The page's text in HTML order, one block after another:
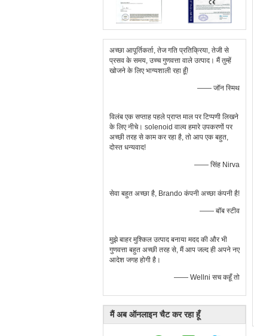
अच्छा आपूर्तिकर्ता, तेज गति प्रतिक्रिया, तेजी से
प्रसव के समय, उच्च गुणवत्ता वाले उत्पाद। मैं तुम्हें
खोजने के लिए भाग्यशाली रहा हूँ!
—— जॉन स्मिथ
विलंब एक सप्ताह पहले प्राप्त माल पर टिप्पणी लिखने
के लिए नीचे। solenoid वाल्व हमारे उपकरणों पर
अच्छी तरह से काम कर रहा है, तो आप एक बहुत,
दोस्त धन्यवाद!
—— सिंह Nirva
सेवा बहुत अच्छा है, Brando कंपनी अच्छा कंपनी है!
—— बॉब स्टीव
मुझे बाहर मुश्किल उत्पाद बनाया मदद की और भी
गुणवत्ता बहुत अच्छी तरह से, मैं आप जल्द ही अपने नए
आदेश जगह होगी है।
—— Wellni सच कहूँ तो
मैं अब ऑनलाइन चैट कर रहा हूँ